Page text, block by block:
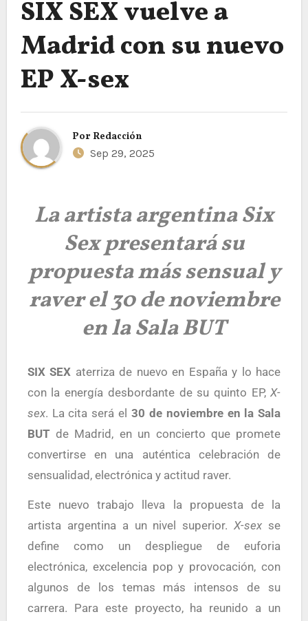
SIX SEX vuelve a
Madrid con su nuevo
EP X-sex
Por Redacción
Sep 29, 2025
La artista argentina Six
Sex presentará su
propuesta más sensual y
raver el 30 de noviembre
en la Sala BUT
SIX SEX aterriza de nuevo en España y lo hace
con la energía desbordante de su quinto EP,X-
sex. La cita será el 30 de noviembre en la Sala
BUTde Madrid, en un concierto que promete
convertirse en una auténtica celebración de
sensualidad, electrónica y actitud raver.
Este nuevo trabajo lleva la propuesta de la
artista argentina a un nivel superior.X-sex se
define como un despliegue de euforia
electrónica, excelencia pop y provocación, con
algunos de los temas más intensos de su
carrera. Para este proyecto, ha reunido a un